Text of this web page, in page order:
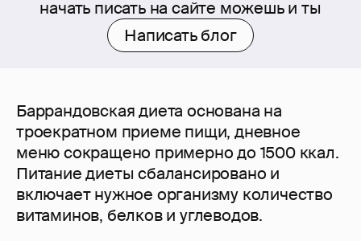
начать писать на сайте можешь и ты
Написать блог
Баррандовская диета основана на
троекратном приеме пищи, дневное
меню сокращено примерно до 1500 ккал.
Питание диеты сбалансировано и
включает нужное организму количество
витаминов, белков и углеводов.